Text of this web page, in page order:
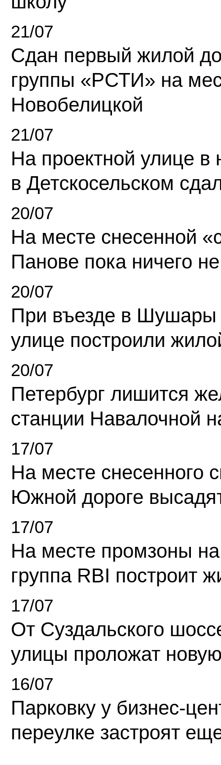
21/07
Сдан первый жилой
группы «РСТИ» на
Новобелицкой
21/07
На проектной улице
в Детскосельском
20/07
На месте снесенной
Панове пока ничего
20/07
При въезде в Шушары
улице построили
20/07
Петербург лишится
станции Навалочной
17/07
На месте снесенного
Южной дороге
17/07
На месте промзоны
группа RBI построит
17/07
От Суздальского
улицы проложат
16/07
Парковку у бизнес-
переулке застроят